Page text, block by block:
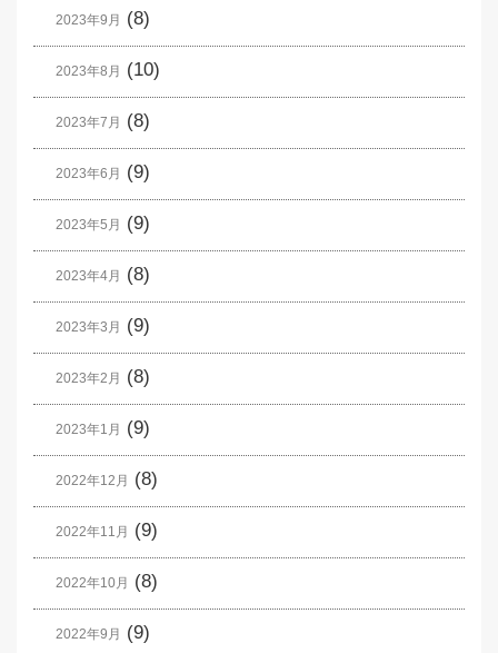
2023年9月 (8)
2023年8月 (10)
2023年7月 (8)
2023年6月 (9)
2023年5月 (9)
2023年4月 (8)
2023年3月 (9)
2023年2月 (8)
2023年1月 (9)
2022年12月 (8)
2022年11月 (9)
2022年10月 (8)
2022年9月 (9)